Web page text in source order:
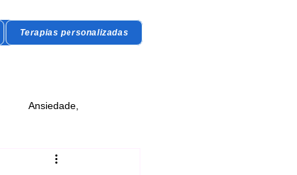
Terapias personalizadas
Ansiedade,